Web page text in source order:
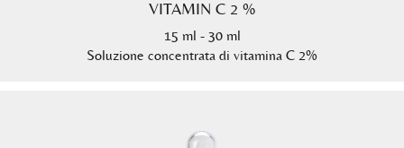
VITAMIN C 2 %
15 ml - 30 ml
Soluzione concentrata di vitamina C 2%